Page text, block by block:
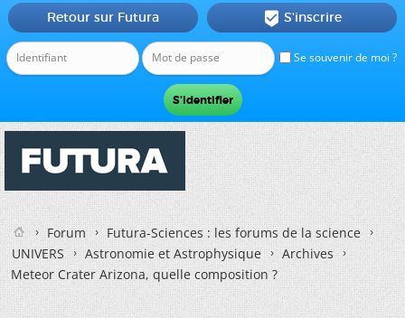
Se souvenir de moi ?
Retour sur Futura  S'inscrire
Forum
Futura-Sciences : les forums de la science
UNIVERS
Astronomie et Astrophysique
Archives
Meteor Crater Arizona, quelle composition ?